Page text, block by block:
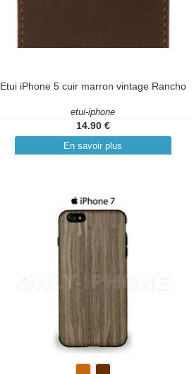
Etui iPhone 5 cuir marron vintage Rancho
etui-iphone
14.90 €
En savoir plus